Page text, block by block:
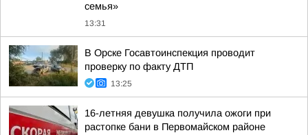
семья»
13:31
В Орске Госавтоинспекция проводит
проверку по факту ДТП
13:25
16-летняя девушка получила ожоги при
растопке бани в Первомайском районе